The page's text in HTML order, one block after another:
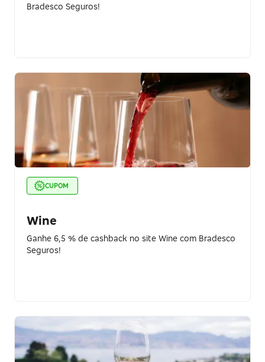
Bradesco Seguros!
CUPOM
Wine
Ganhe 6,5 % de cashback no site Wine com Bradesco
Seguros!